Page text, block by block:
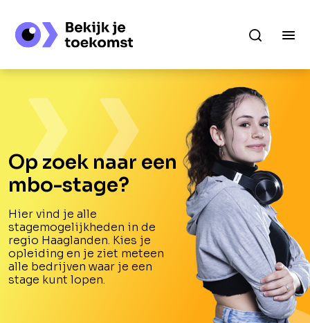
Op zoek naar een
mbo-stage?
Hier vind je alle
stagemogelijkheden in de
regio Haaglanden. Kies je
opleiding en je ziet meteen
alle bedrijven waar je een
stage kunt lopen.